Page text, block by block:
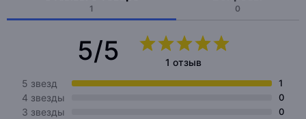
1 0
5/5
1 отзыв
5 звезд
1
4 звезды 0
3 звезды 0